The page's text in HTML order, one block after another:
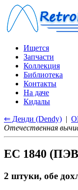
Ищется
Запчасти
Коллекция
Библиотека
Контакты
На даче
Кидалы
⇐ Денди (Dendy) |
Отечественная
ЕС 1840
2 штуки, обе